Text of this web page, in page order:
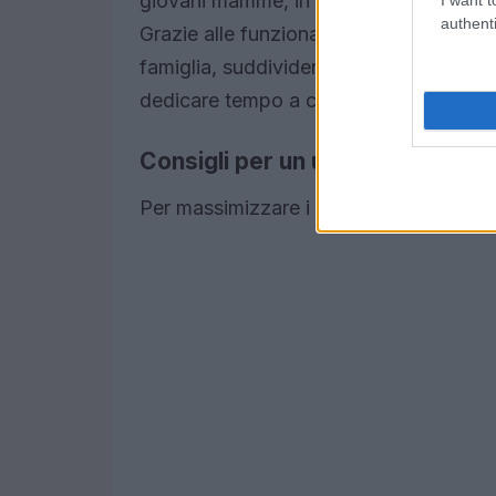
Grazie alle funzionalità di
famiglia, suddividendo i compiti in
dedicare tempo a ciò che conta
Consigli per un uso efficace del
Per massimizzare i vantaggi del tuo